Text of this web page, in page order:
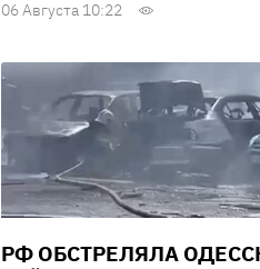
06 Августа 10:22
РФ ОБСТРЕЛЯЛА